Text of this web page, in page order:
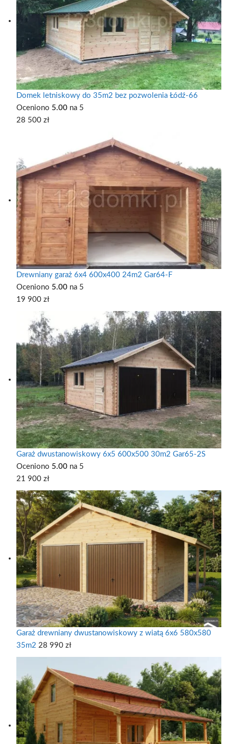
Domek letniskowy do 35m2 bez pozwolenia Łódź-66
Oceniono 5.00 na 5
28 500 zł
Drewniany garaż 6x4 600x400 24m2 Gar64-F
Oceniono 5.00 na 5
19 900 zł
Garaż dwustanowiskowy 6x5 600x500 30m2 Gar65-2S
Oceniono 5.00 na 5
21 900 zł
Garaż drewniany dwustanowiskowy z wiatą 6x6 580x580
35m2 28 990 zł